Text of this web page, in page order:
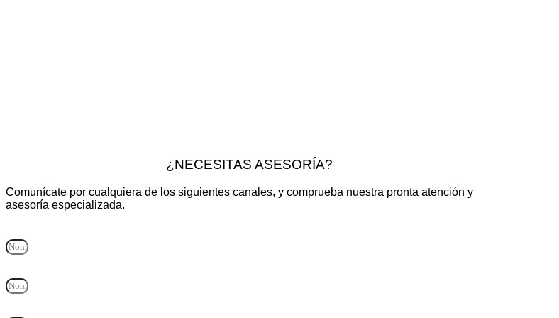
¿NECESITAS ASESORÍA?
Comunícate por cualquiera de los siguientes canales, y comprueba nuestra pronta atención y
asesoría especializada.